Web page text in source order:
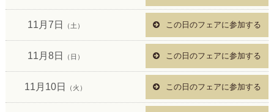
11月7日 （土） この日のフェアに参加する
11月8日 （日） この日のフェアに参加する
11月10日 （火） この日のフェアに参加する